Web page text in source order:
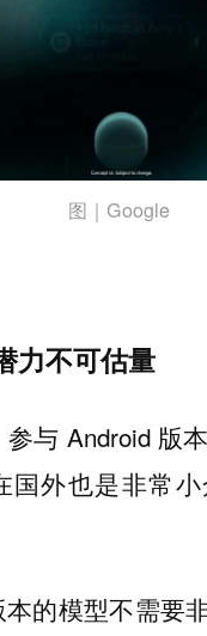
图｜Google
力不可估量
与 Android 版
国外也是非常
的模型不需要